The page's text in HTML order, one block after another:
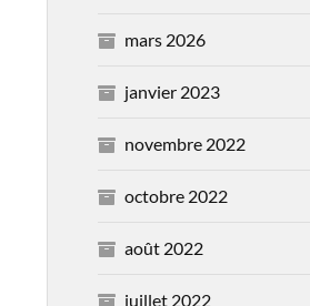
mars 2026
janvier 2023
novembre 2022
octobre 2022
août 2022
juillet 2022